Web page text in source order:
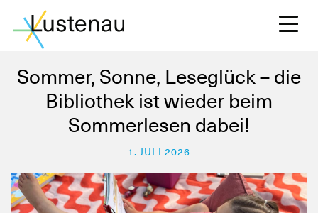
Sommer, Sonne, Leseglück – die
Bibliothek ist wieder beim
Sommerlesen dabei!
1. JULI 2026